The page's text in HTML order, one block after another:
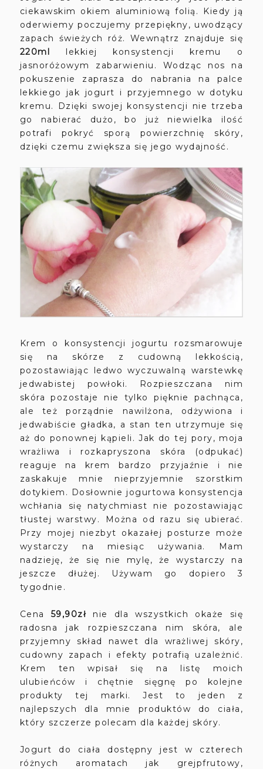
ciekawskim okiem aluminiową folią. Kiedy ją
oderwiemy poczujemy przepiękny, uwodzący
zapach świeżych róż. Wewnątrz znajduje się
220ml lekkiej konsystencji kremu o
jasnoróżowym zabarwieniu. Wodząc nos na
pokuszenie zaprasza do nabrania na palce
lekkiego jak jogurt i przyjemnego w dotyku
kremu. Dzięki swojej konsystencji nie trzeba
go nabierać dużo, bo już niewielka ilość
potrafi pokryć sporą powierzchnię skóry,
dzięki czemu zwiększa się jego wydajność.
Krem o konsystencji jogurtu rozsmarowuje
się na skórze z cudowną lekkością,
pozostawiając ledwo wyczuwalną warstewkę
jedwabistej powłoki. Rozpieszczana nim
skóra pozostaje nie tylko pięknie pachnąca,
ale też porządnie nawilżona, odżywiona i
jedwabiście gładka, a stan ten utrzymuje się
aż do ponownej kąpieli. Jak do tej pory, moja
wrażliwa i rozkapryszona skóra (odpukać)
reaguje na krem bardzo przyjaźnie i nie
zaskakuje mnie nieprzyjemnie szorstkim
dotykiem. Dosłownie jogurtowa konsystencja
wchłania się natychmiast nie pozostawiając
tłustej warstwy. Można od razu się ubierać.
Przy mojej niezbyt okazałej posturze może
wystarczy na miesiąc używania. Mam
nadzieję, że się nie mylę, że wystarczy na
jeszcze dłużej. Używam go dopiero 3
tygodnie.
Cena 59,90zł nie dla wszystkich okaże się
radosna jak rozpieszczana nim skóra, ale
przyjemny skład nawet dla wrażliwej skóry,
cudowny zapach i efekty potrafią uzależnić.
Krem ten wpisał się na listę moich
ulubieńców i chętnie sięgnę po kolejne
produkty tej marki. Jest to jeden z
najlepszych dla mnie produktów do ciała,
który szczerze polecam dla każdej skóry.
Jogurt do ciała dostępny jest w czterech
różnych aromatach jak grejpfrutowy,